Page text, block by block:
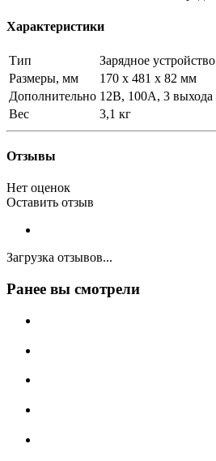
Характеристики
Тип
Зарядное устройство
Размеры, мм
170 x 481 x 82 мм
Дополнительно 12В, 100A, 3 выхода
Вес
3,1 кг
Отзывы
Нет оценок
Оставить отзыв
Загрузка отзывов...
Ранее вы смотрели